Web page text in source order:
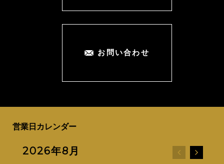
営業日カレンダー
2026年8月
お問い合わせ